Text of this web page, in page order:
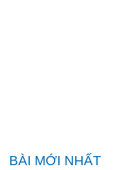
BÀI MỚI NHẤT